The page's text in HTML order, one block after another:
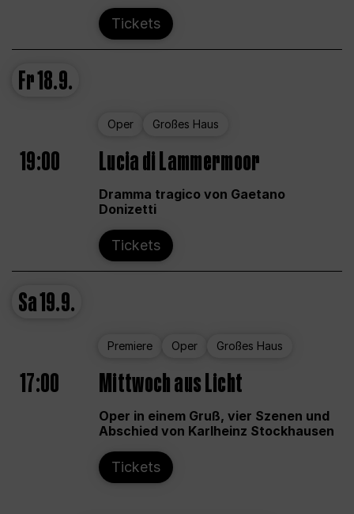
Tickets
Fr18.9.
Oper Großes Haus
19:00 Lucia di Lammermoor
Dramma tragico von Gaetano
Donizetti
Tickets
Sa19.9.
Premiere Oper Großes Haus
17:00 Mittwoch aus Licht
Oper in einem Gruß, vier Szenen und
Abschied von Karlheinz Stockhausen
Tickets